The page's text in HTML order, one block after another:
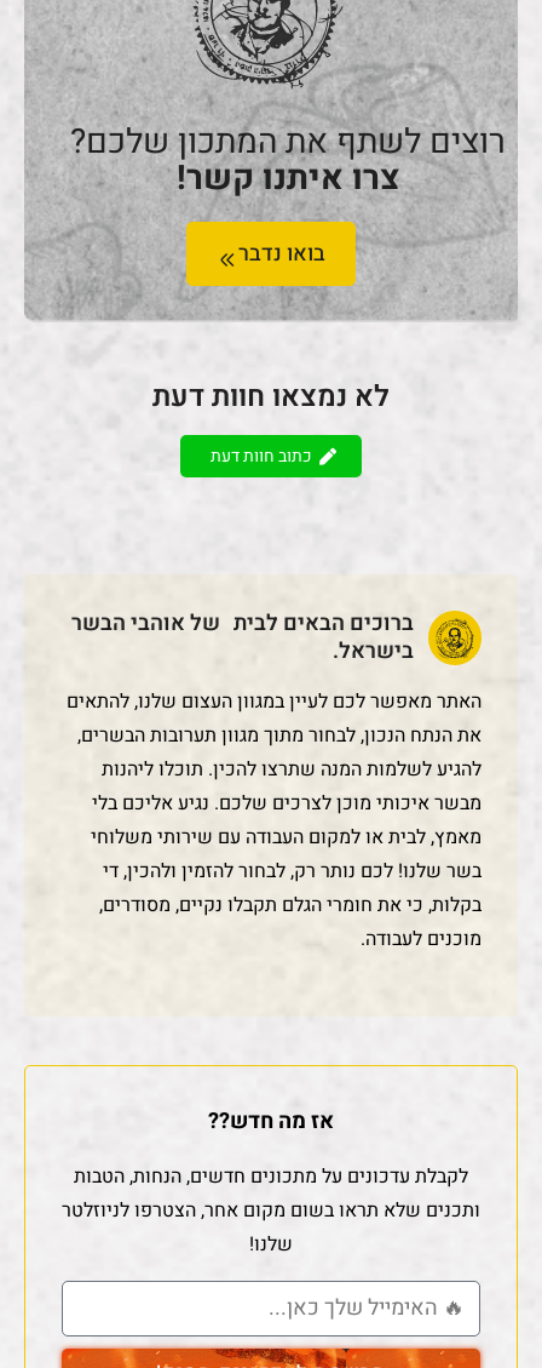
רוצים לשתף את המתכון שלכם?
צרו איתנו קשר!
בואו נדבר
לא נמצאו חוות דעת
כתוב חוות דעת
ברוכים הבאים לבית של אוהבי הבשר
בישראל.
האתר מאפשר לכם לעיין במגוון העצום שלנו, להתאים
את הנתח הנכון, לבחור מתוך מגוון תערובות הבשרים,
להגיע לשלמות המנה שתרצו להכין. תוכלו ליהנות
מבשר איכותי מוכן לצרכים שלכם. נגיע אליכם בלי
מאמץ, לבית או למקום העבודה עם שירותי משלוחי
בשר שלנו! לכם נותר רק, לבחור להזמין ולהכין, די
בקלות, כי את חומרי הגלם תקבלו נקיים, מסודרים,
מוכנים לעבודה.
אז מה חדש??
לקבלת עדכונים על מתכונים חדשים, הנחות, הטבות
ותכנים שלא תראו בשום מקום אחר, הצטרפו לניוזלטר
שלנו!